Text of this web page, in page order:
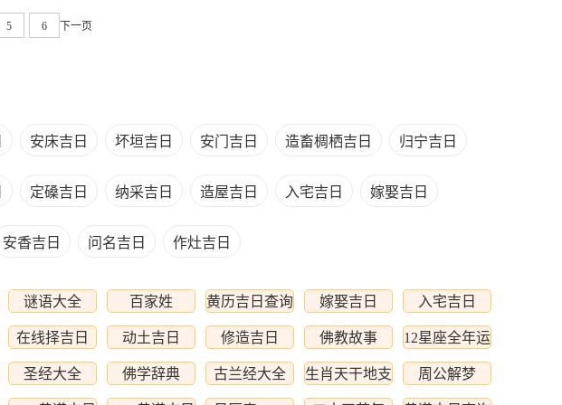
5 6 下一页
安床吉日 坏垣吉日 安门吉日 造畜椆栖吉日 归宁吉日
定磉吉日 纳采吉日 造屋吉日 入宅吉日 嫁娶吉日
安香吉日 问名吉日 作灶吉日
谜语大全 百家姓 黄历吉日查询 嫁娶吉日 入宅吉日
在线择吉日 动土吉日 修造吉日 佛教故事
12星座全年运
程
圣经大全 佛学辞典 古兰经大全
生肖天干地支
相配
周公解梦